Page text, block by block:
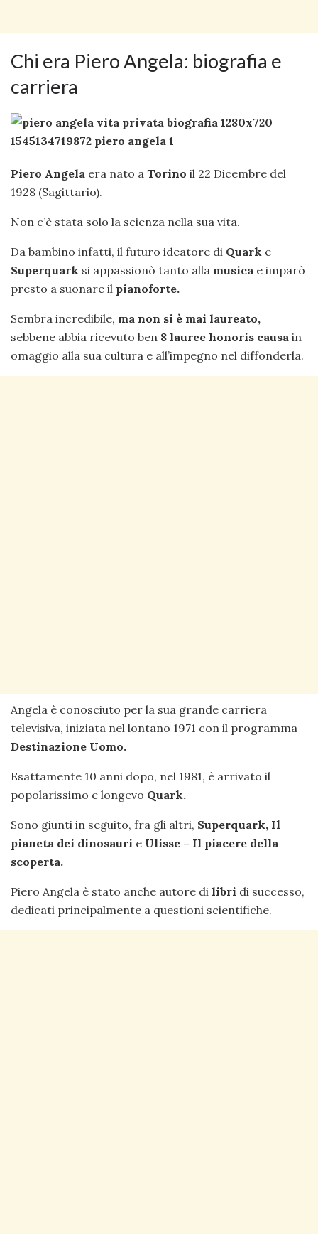
Chi era Piero Angela: biografia e
carriera
Piero Angela era nato a Torino il 22 Dicembre del
1928 (Sagittario).
Non c’è stata solo la scienza nella sua vita.
Da bambino infatti, il futuro ideatore di Quark e
Superquark si appassionò tanto alla musica e imparò
presto a suonare il pianoforte.
Sembra incredibile, ma non si è mai laureato,
sebbene abbia ricevuto ben 8 lauree honoris causa in
omaggio alla sua cultura e all’impegno nel diffonderla.
Angela è conosciuto per la sua grande carriera
televisiva, iniziata nel lontano 1971 con il programma
Destinazione Uomo.
Esattamente 10 anni dopo, nel 1981, è arrivato il
popolarissimo e longevo Quark.
Sono giunti in seguito, fra gli altri, Superquark, Il
pianeta dei dinosauri e Ulisse – Il piacere della
scoperta.
Piero Angela è stato anche autore di libri di successo,
dedicati principalmente a questioni scientifiche.